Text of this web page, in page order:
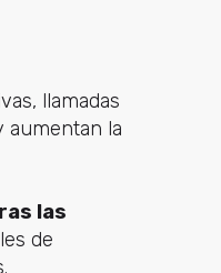
llamadas
aumentan la
las
de